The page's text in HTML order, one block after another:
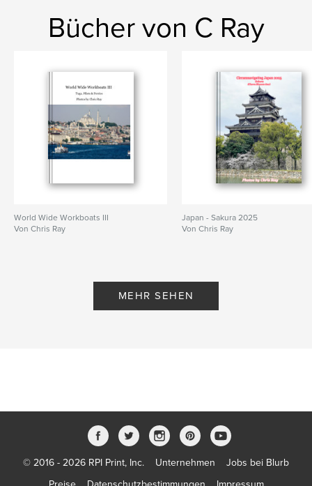
Bücher von C Ray
World Wide Workboats III
Von Chris Ray
Japan - Sakura 2025
Von Chris Ray
MEHR SEHEN
© 2016 - 2026 RPI Print, Inc. Unternehmen
Jobs bei Blurb